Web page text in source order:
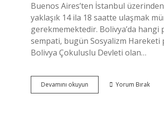
Buenos Aires’ten İstanbul
yaklaşık 14 ila 18 saatte ulaşmak
gerekmemektedir. Bolivya’da hangi
sempati, bugün Sosyalizm Hareketi
Bolivya Çokuluslu Devleti olan…
Devamını okuyun
Hangi
Yorum Bırak